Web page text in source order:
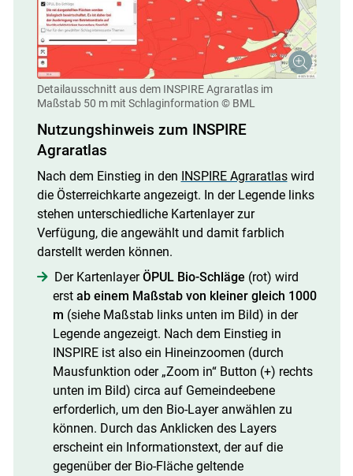
Detailausschnitt aus dem INSPIRE Agraratlas im
Maßstab 50 m mit Schlaginformation © BML
Nutzungshinweis zum INSPIRE
Agraratlas
Nach dem Einstieg in den INSPIRE Agraratlaswird
die Österreichkarte angezeigt. In der Legende links
stehen unterschiedliche Kartenlayer zur
Verfügung, die angewählt und damit farblich
darstellt werden können.
Der KartenlayerÖPUL Bio-Schläge (rot) wird
erst ab einem Maßstab von kleiner gleich 1000
m (siehe Maßstab links unten im Bild) in der
Legende angezeigt. Nach dem Einstieg in
INSPIRE ist also ein Hineinzoomen (durch
Mausfunktion oder „Zoom in“ Button (+) rechts
unten im Bild) circa auf Gemeindeebene
erforderlich, um den Bio-Layer anwählen zu
können. Durch das Anklicken des Layers
erscheint ein Informationstext, der auf die
gegenüber der Bio-Fläche geltende